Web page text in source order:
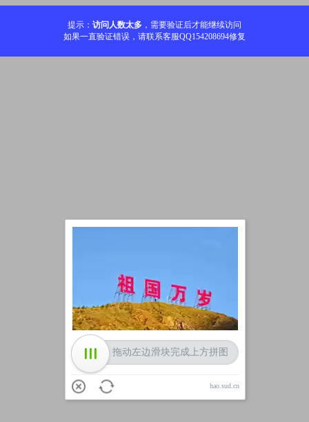
提示： 访问人数太多 ，需要验证后才能继续访问
如果一直验证错误，请联系客服QQ154208694修复
拖动左边滑块完成上方拼图
hao.sud.cn